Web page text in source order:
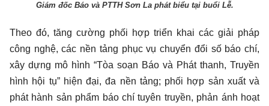
Giám đốc Báo và PTTH Sơn La phát biểu tại buổi Lễ.
Theo đó, tăng cường phối hợp triển khai các giải pháp
công nghệ, các nền tảng phục vụ chuyển đổi số báo chí,
xây dựng mô hình “Tòa soạn Báo và Phát thanh, Truyền
hình hội tụ” hiện đại, đa nền tảng; phối hợp sản xuất và
phát hành sản phẩm báo chí tuyên truyền, phản ánh hoạt